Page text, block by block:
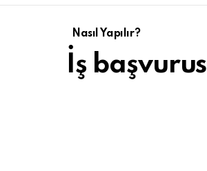
Nasıl Yapılır?
İş